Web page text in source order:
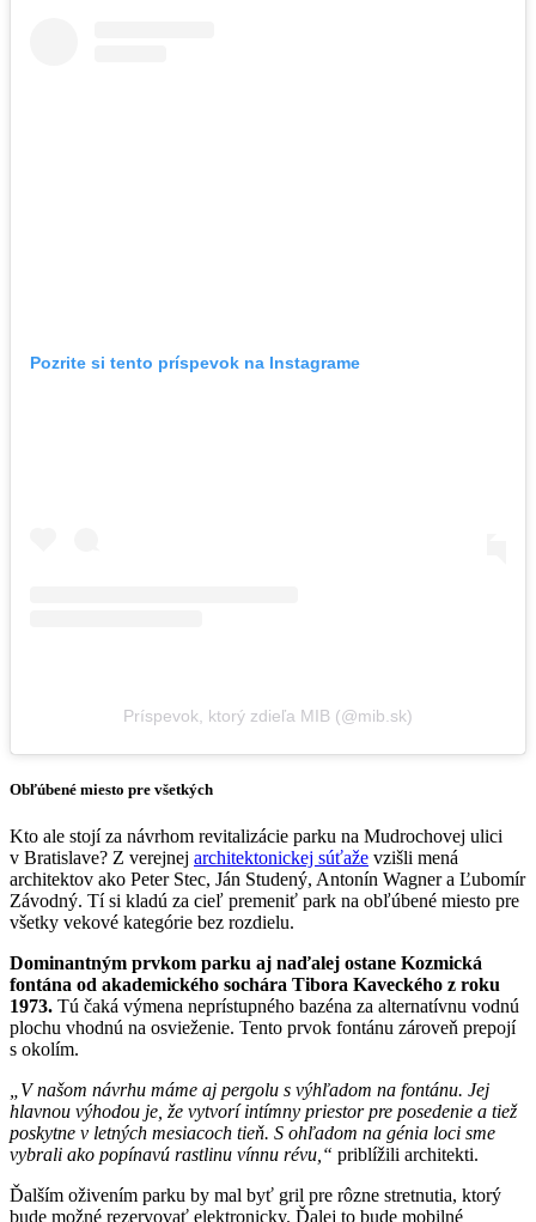
Pozrite si tento príspevok na Instagrame
Príspevok, ktorý zdieľa MIB (@mib.sk)
Obľúbené miesto pre všetkých
Kto ale stojí za návrhom revitalizácie parku na Mudrochovej ulici
v Bratislave? Z verejnej architektonickej súťaže vzišli mená
architektov ako Peter Stec, Ján Studený, Antonín Wagner a Ľubomír
Závodný. Tí si kladú za cieľ premeniť park na obľúbené miesto pre
všetky vekové kategórie bez rozdielu.
Dominantným prvkom parku aj naďalej ostane Kozmická
fontána od akademického sochára Tibora Kaveckého z roku
1973. Tú čaká výmena neprístupného bazéna za alternatívnu vodnú
plochu vhodnú na osvieženie. Tento prvok fontánu zároveň prepojí
s okolím.
„V našom návrhu máme aj pergolu s výhľadom na fontánu. Jej
hlavnou výhodou je, že vytvorí intímny priestor pre posedenie a tiež
poskytne v letných mesiacoch tieň. S ohľadom na génia loci sme
vybrali ako popínavú rastlinu vínnu révu,“ priblížili architekti.
Ďalším oživením parku by mal byť gril pre rôzne stretnutia, ktorý
bude možné rezervovať elektronicky. Ďalej to bude mobilné